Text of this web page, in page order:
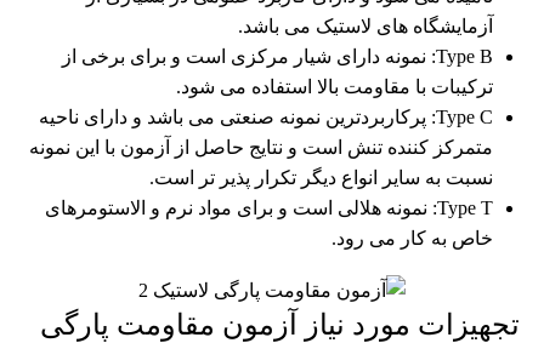
آزمایشگاه های لاستیک می باشد.
Type B: نمونه دارای شیار مرکزی است و برای برخی از
ترکیبات با مقاومت بالا استفاده می شود.
Type C: پرکاربردترین نمونه صنعتی می باشد و دارای ناحیه
متمرکز کننده تنش است و نتایج حاصل از آزمون با این نمونه
نسبت به سایر انواع دیگر تکرار پذیر تر است.
Type T: نمونه هلالی است و برای مواد نرم و الاستومرهای
خاص به کار می رود.
تجهیزات مورد نیاز آزمون مقاومت پارگی